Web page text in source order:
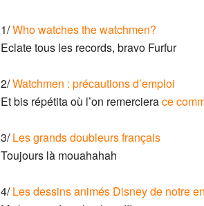
1/Who watches the watchmen?
Eclate tous les records, bravo Furfur
2/Watchmen : précautions d’emploi
Et bis répétita où l’on remercierace
3/Les grands doubleurs français
Toujours là mouahahah
4/Les dessins animés Disney de notre